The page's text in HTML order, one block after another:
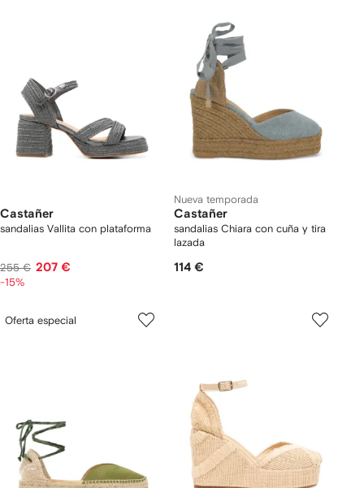
Castañer
sandalias Vallita con plataforma
255 € 207 €
-15%
Nueva temporada
Castañer
sandalias Chiara con cuña y tira
lazada
114 €
Oferta especial